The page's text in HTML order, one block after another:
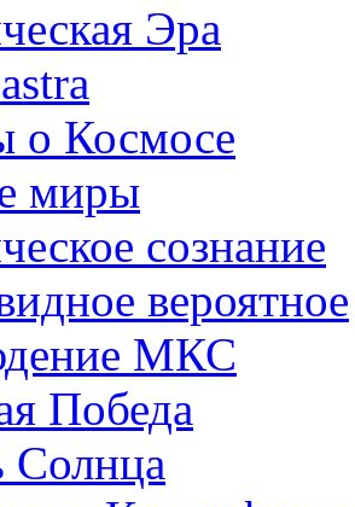
Эра
о Космосе
миры
сознание
вероятное
МКС
Победа